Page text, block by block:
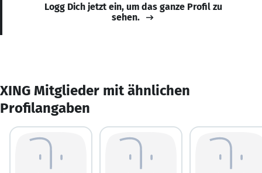
Logg Dich jetzt ein, um das ganze Profil zu
sehen.
XING Mitglieder mit ähnlichen
Profilangaben